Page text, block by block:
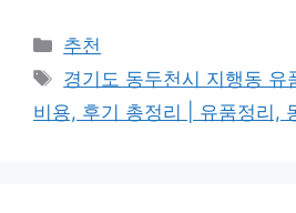
Categories
추천
Tags
경기도 동두천시 지행동 유
비용, 후기 총정리 | 유품정리,